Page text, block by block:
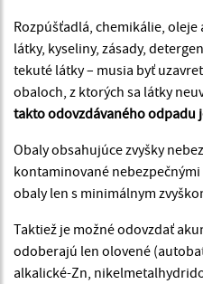
Rozpúšťadlá, chemikálie,
látky, kyseliny, zásady,
tekuté látky – musia byť
obaloch, z ktorých sa látky
takto odovzdávaného odpadu
Obaly obsahujúce zvyšky
kontaminované
obaly len s minimálnym
Taktiež je možné odovzdať
odoberajú len olovené
alkalické-Zn,